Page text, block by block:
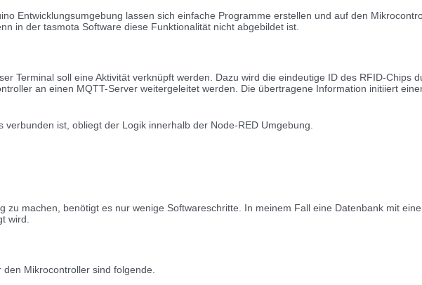
Entwicklungsumgebung lassen sich einfache Programme erstellen und auf den
in der tasmota Software diese Funktionalität nicht abgebildet ist.
Terminal soll eine Aktivität verknüpft werden. Dazu wird die eindeutige ID des RFID-Chips
an einen MQTT-Server weitergeleitet werden. Die übertragene Information initiiert
ist, obliegt der Logik innerhalb der Node-RED Umgebung.
zu machen, benötigt es nur wenige Softwareschritte. In meinem Fall eine Datenbank mit
wird.
Mikrocontroller sind folgende.